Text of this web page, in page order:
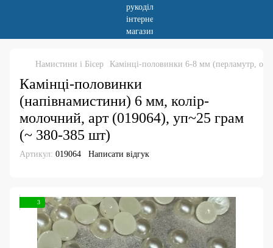
Намистини і Бісер Камінці-половинки 6-8 мм (перламутр,
Камінці-половинки
(напівнамистини) 6 мм, колір-
молочний, арт (019064), уп~25 грам
(~ 380-385 шт)
Артикул: 019064 Написати відгук
3